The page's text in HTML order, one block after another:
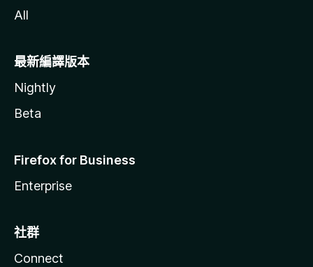
All
最新編譯版本
Nightly
Beta
Firefox for Business
Enterprise
社群
Connect